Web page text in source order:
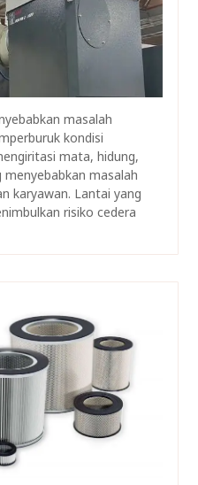
masalah
kondisi
mata, hidung,
masalah
karyawan. Lantai yang
risiko cedera